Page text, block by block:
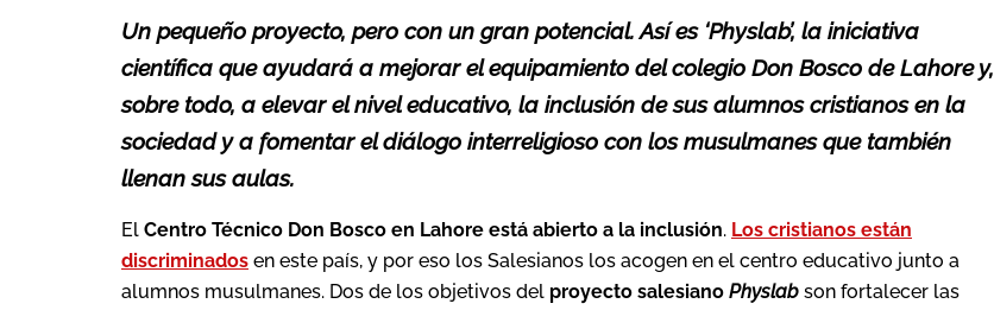
Un pequeño proyecto, pero con un gran potencial. Así es ‘Physlab’, la iniciativa
científica que ayudará a mejorar el equipamiento del colegio Don Bosco de Lahore y,
sobre todo, a elevar el nivel educativo, la inclusión de sus alumnos cristianos en la
sociedad y a fomentar el diálogo interreligioso con los musulmanes que también
llenan sus aulas.
El Centro Técnico Don Bosco en Lahore está abierto a la inclusión. Los cristianos están
discriminados en este país, y por eso los Salesianos los acogen en el centro educativo junto a
alumnos musulmanes. Dos de los objetivos del proyecto salesiano Physlab son fortalecer las